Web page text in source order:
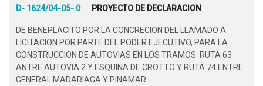
D- 1624/04-05- 0 PROYECTO DE DECLARACION
DE BENEPLACITO POR LA CONCRECION DEL LLAMADO A
LICITACION POR PARTE DEL PODER EJECUTIVO, PARA LA
CONSTRUCCION DE AUTOVIAS EN LOS TRAMOS: RUTA 63
ANTRE AUTOVIA 2 Y ESQUINA DE CROTTO Y RUTA 74 ENTRE
GENERAL MADARIAGA Y PINAMAR.-.